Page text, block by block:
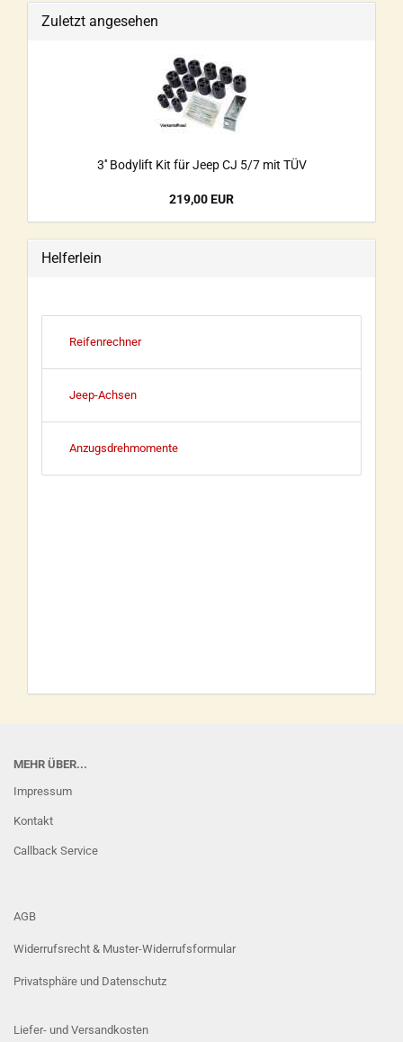
Zuletzt angesehen
3'' Bodylift Kit für Jeep CJ 5/7 mit TÜV
219,00 EUR
Helferlein
Reifenrechner
Jeep-Achsen
Anzugsdrehmomente
MEHR ÜBER...
Impressum
Kontakt
Callback Service
AGB
Widerrufsrecht & Muster-Widerrufsformular
Privatsphäre und Datenschutz
Liefer- und Versandkosten